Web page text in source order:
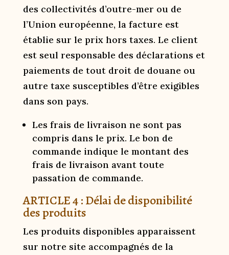
des collectivités d’outre-mer ou de
l’Union européenne, la facture est
établie sur le prix hors taxes. Le client
est seul responsable des déclarations et
paiements de tout droit de douane ou
autre taxe susceptibles d’être exigibles
dans son pays.
Les frais de livraison ne sont pas
compris dans le prix. Le bon de
commande indique le montant des
frais de livraison avant toute
passation de commande.
ARTICLE 4 : Délai de disponibilité
des produits
Les produits disponibles apparaissent
sur notre site accompagnés de la